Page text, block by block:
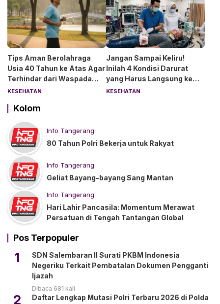
Tips Aman Berolahraga
Usia 40 Tahun ke Atas Agar
Terhindar dari Waspada
“Angin Duduk”
KESEHATAN
Jangan Sampai Keliru!
Inilah 4 Kondisi Darurat
yang Harus Langsung ke
IGD
KESEHATAN
Kolom
Info Tangerang
80 Tahun Polri Bekerja untuk Rakyat
Info Tangerang
Geliat Bayang-bayang Sang Mantan
Info Tangerang
Hari Lahir Pancasila: Momentum Merawat
Persatuan di Tengah Tantangan Global
Pos Terpopuler
1
SDN Salembaran II Surati PKBM Indonesia
Negeriku Terkait Pembatalan Dokumen Pengganti
Ijazah
Dibaca 681 kali
2
Daftar Lengkap Mutasi Polri Terbaru 2026 di Polda